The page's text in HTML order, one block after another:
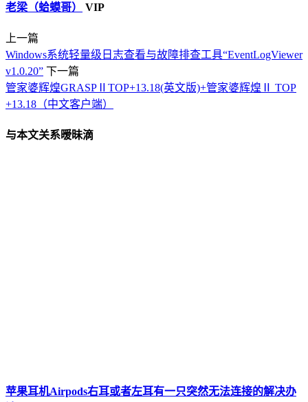
老梁（蛤蟆哥） VIP
上一篇
Windows系统轻量级日志查看与故障排查工具“EventLogViewer
v1.0.20” 下一篇
管家婆辉煌GRASPⅡTOP+13.18(英文版)+管家婆辉煌Ⅱ TOP
+13.18（中文客户端）
与本文关系暧昧滴
苹果耳机Airpods右耳或者左耳有一只突然无法连接的解决办